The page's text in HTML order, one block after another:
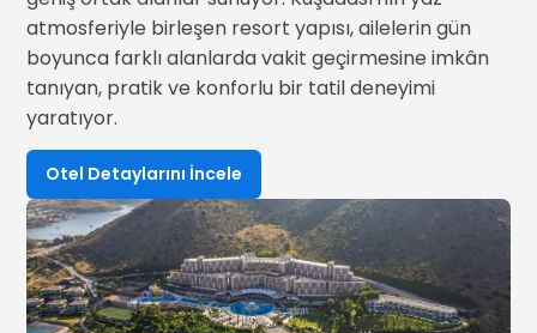
atmosferiyle birleşen resort yapısı, ailelerin gün
boyunca farklı alanlarda vakit geçirmesine imkân
tanıyan, pratik ve konforlu bir tatil deneyimi
yaratıyor.
Otel Detaylarını İncele